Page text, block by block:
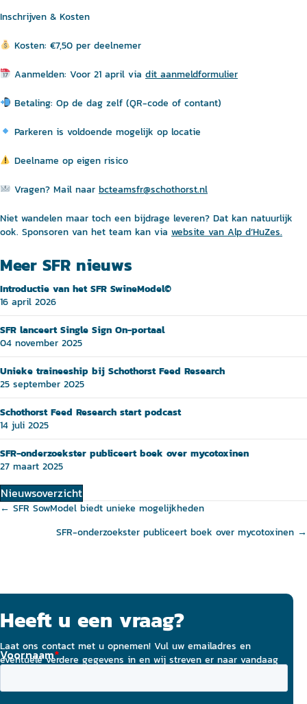
Inschrijven & Kosten
Kosten: €7,50 per deelnemer
Aanmelden: Voor 21 april via dit aanmeldformulier
Betaling: Op de dag zelf (QR-code of contant)
Parkeren is voldoende mogelijk op locatie
Deelname op eigen risico
Vragen? Mail naar bcteamsfr@schothorst.nl
Niet wandelen maar toch een bijdrage leveren? Dat kan natuurlijk
ook. Sponsoren van het team kan via website van Alp d’HuZes.
Meer SFR nieuws
Introductie van het SFR SwineModel©
16 april 2026
SFR lanceert Single Sign On-portaal
04 november 2025
Unieke traineeship bij Schothorst Feed Research
25 september 2025
Schothorst Feed Research start podcast
14 juli 2025
SFR-onderzoekster publiceert boek over mycotoxinen
27 maart 2025
Nieuwsoverzicht
Posts
navigation
← SFR SowModel biedt unieke mogelijkheden
SFR-onderzoekster publiceert boek over mycotoxinen →
Heeft u een vraag?
Laat ons contact met u opnemen! Vul uw emailadres en
eventuele verdere gegevens in en wij streven er naar vandaag